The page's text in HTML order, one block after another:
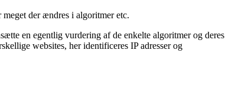
der ændres i algoritmer etc.
en egentlig vurdering af de enkelte algoritmer og deres
websites, her identificeres IP adresser og